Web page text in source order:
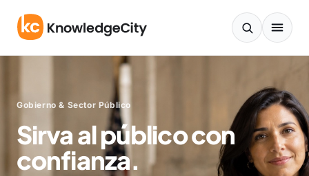
Gobierno & Sector Público
Sirva al público con
confianza.